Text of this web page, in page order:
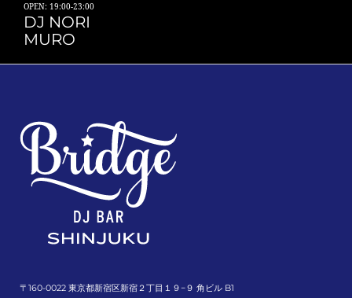
OPEN: 19:00-23:00
DJ NORI
MURO
〒160-0022 東京都新宿区新宿２丁目１９−９ 角ビル B1